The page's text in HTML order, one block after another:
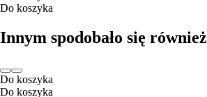
Do koszyka
Innym spodobało się również
Do koszyka
Do koszyka